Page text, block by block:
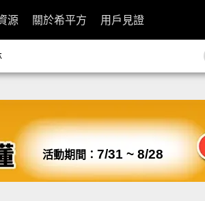
源 關於希平方 用戶見證
活動期間： 7/31 ~ 8/28